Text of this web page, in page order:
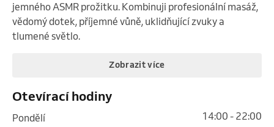
jemného ASMR prožitku. Kombinuji profesionální masáž,
vědomý dotek, příjemné vůně, uklidňující zvuky a
tlumené světlo.
Zobrazit více
Otevírací hodiny
pondělí
14:00 - 22:00